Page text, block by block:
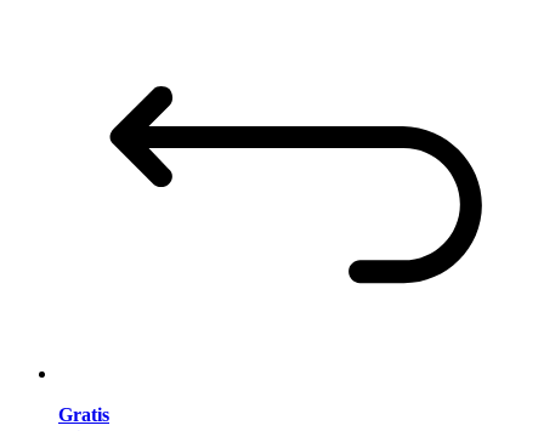
Gratis